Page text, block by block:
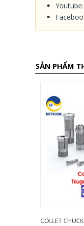
Youtube:
SẢN PHẨM
COLLET